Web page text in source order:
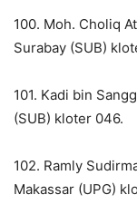
100. Moh. Choliq
Surabay (SUB)
101. Kadi bin
(SUB) kloter 046.
102. Ramly
Makassar (UPG)